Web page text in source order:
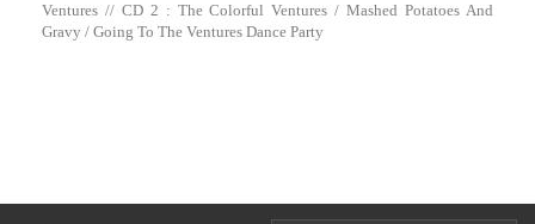
Ventures // CD 2 : The Colorful Ventures / Mashed Potatoes And
Gravy / Going To The Ventures Dance Party